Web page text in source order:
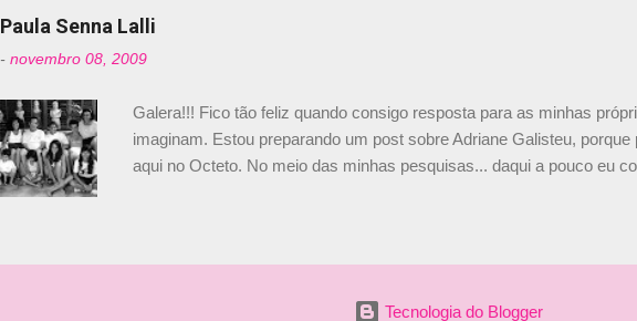
Paula Senna Lalli
- novembro 08, 2009
Galera!!! Fico tão feliz quando consigo resposta para as minhas
imaginam. Estou preparando um post sobre Adriane Galisteu,
aqui no Octeto. No meio das minhas pesquisas... daqui a pouco eu
Bruno, é sua irmã caçula, Paula Senna. Fui questionada, porque
Vamos lá! Bonitinha, né? Bobeira, mas fiquei feliz. Acho que em
Tecnologia do Blogger